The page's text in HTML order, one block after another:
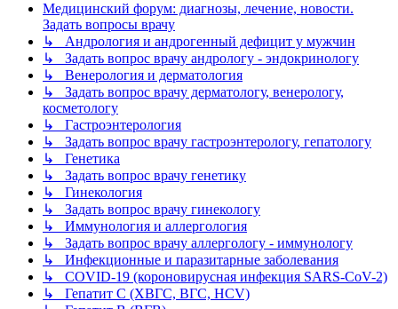
Медицинский форум: диагнозы, лечение, новости.
Задать вопросы врачу
↳ Андрология и андрогенный дефицит у мужчин
↳ Задать вопрос врачу андрологу - эндокринологу
↳ Венерология и дерматология
↳ Задать вопрос врачу дерматологу, венерологу,
косметологу
↳ Гастроэнтерология
↳ Задать вопрос врачу гастроэнтерологу, гепатологу
↳ Генетика
↳ Задать вопрос врачу генетику
↳ Гинекология
↳ Задать вопрос врачу гинекологу
↳ Иммунология и аллергология
↳ Задать вопрос врачу аллергологу - иммунологу
↳ Инфекционные и паразитарные заболевания
↳ COVID-19 (короновирусная инфекция SARS-CoV-2)
↳ Гепатит C (ХВГС, ВГС, HCV)